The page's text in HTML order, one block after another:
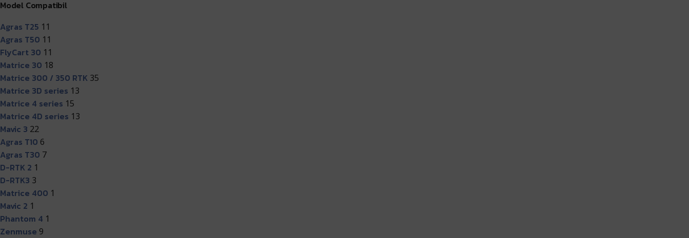
Model Compatibil
Agras T25 11
Agras T50 11
FlyCart 30 11
Matrice 30 18
Matrice 300 / 350 RTK 35
Matrice 3D series 13
Matrice 4 series 15
Matrice 4D series 13
Mavic 3 22
Agras T10 6
Agras T30 7
D-RTK 2 1
D-RTK3 3
Matrice 400 1
Mavic 2 1
Phantom 4 1
Zenmuse 9